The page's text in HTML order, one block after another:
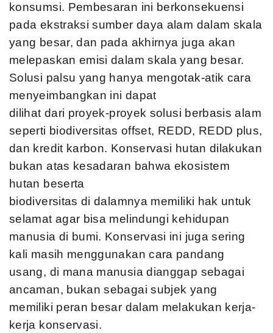
konsumsi. Pembesaran ini berkonsekuensi
pada ekstraksi sumber daya alam dalam skala
yang besar, dan pada akhirnya juga akan
melepaskan emisi dalam skala yang besar.
Solusi palsu yang hanya mengotak-atik cara
menyeimbangkan ini dapat
dilihat dari proyek-proyek solusi berbasis alam
seperti biodiversitas offset, REDD, REDD plus,
dan kredit karbon. Konservasi hutan dilakukan
bukan atas kesadaran bahwa ekosistem
hutan beserta
biodiversitas di dalamnya memiliki hak untuk
selamat agar bisa melindungi kehidupan
manusia di bumi. Konservasi ini juga sering
kali masih menggunakan cara pandang
usang, di mana manusia dianggap sebagai
ancaman, bukan sebagai subjek yang
memiliki peran besar dalam melakukan kerja-
kerja konservasi.